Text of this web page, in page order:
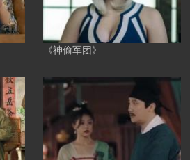
《神偷军团》